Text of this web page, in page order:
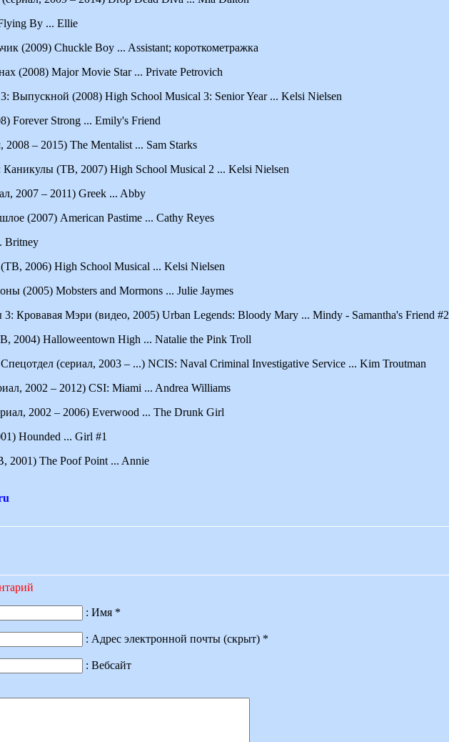
By ... Ellie
(2009) Chuckle Boy ... Assistant; короткометражка
(2008) Major Movie Star ... Private Petrovich
Выпускной (2008) High School Musical 3: Senior Year ... Kelsi Nielsen
Forever Strong ... Emily's Friend
2008 – 2015) The Mentalist ... Sam Starks
(ТВ, 2007) High School Musical 2 ... Kelsi Nielsen
2007 – 2011) Greek ... Abby
(2007) American Pastime ... Cathy Reyes
Britney
2006) High School Musical ... Kelsi Nielsen
(2005) Mobsters and Mormons ... Julie Jaymes
3: Кровавая Мэри (видео, 2005) Urban Legends: Bloody Mary ... Mindy - Samantha's Friend #2
2004) Halloweentown High ... Natalie the Pink Troll
(сериал, 2003 – ...) NCIS: Naval Criminal Investigative Service ... Kim Troutman
2002 – 2012) CSI: Miami ... Andrea Williams
2002 – 2006) Everwood ... The Drunk Girl
Hounded ... Girl #1
2001) The Poof Point ... Annie
: Имя *
: Адрес электронной почты (скрыт) *
: Вебсайт